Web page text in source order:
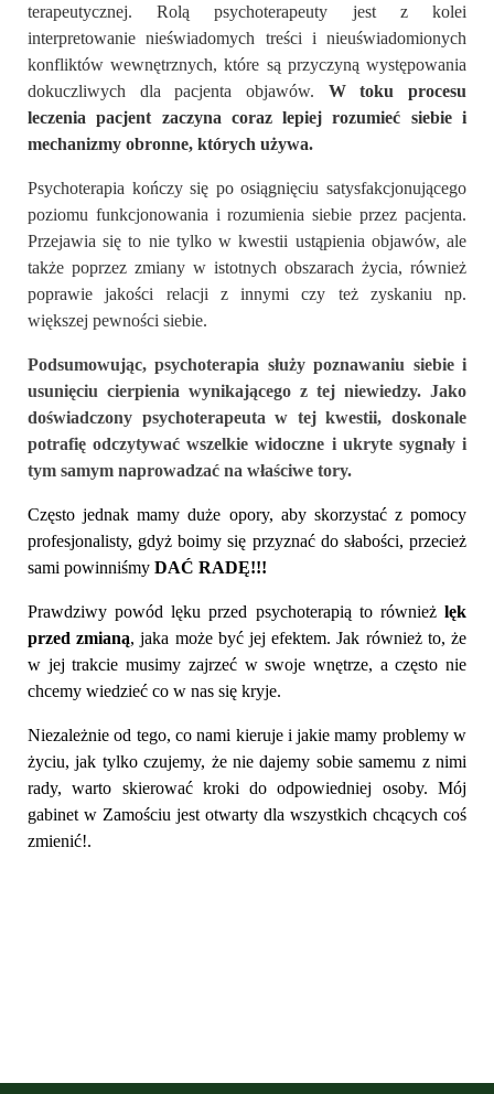
terapeutycznej. Rolą psychoterapeuty jest z kolei
interpretowanie nieświadomych treści i nieuświadomionych
konfliktów wewnętrznych, które są przyczyną występowania
dokuczliwych dla pacjenta objawów. W toku procesu
leczenia pacjent zaczyna coraz lepiej rozumieć siebie i
mechanizmy obronne, których używa.
Psychoterapia kończy się po osiągnięciu satysfakcjonującego
poziomu funkcjonowania i rozumienia siebie przez pacjenta.
Przejawia się to nie tylko w kwestii ustąpienia objawów, ale
także poprzez zmiany w istotnych obszarach życia, również
poprawie jakości relacji z innymi czy też zyskaniu np.
większej pewności siebie.
Podsumowując, psychoterapia służy poznawaniu siebie i
usunięciu cierpienia wynikającego z tej niewiedzy. Jako
doświadczony psychoterapeuta w tej kwestii, doskonale
potrafię odczytywać wszelkie widoczne i ukryte sygnały i
tym samym naprowadzać na właściwe tory.
Często jednak mamy duże opory, aby skorzystać z pomocy
profesjonalisty, gdyż boimy się przyznać do słabości, przecież
sami powinniśmy DAĆ RADĘ!!!
Prawdziwy powód lęku przed psychoterapią to również lęk
przed zmianą, jaka może być jej efektem. Jak również to, że
w jej trakcie musimy zajrzeć w swoje wnętrze, a często nie
chcemy wiedzieć co w nas się kryje.
Niezależnie od tego, co nami kieruje i jakie mamy problemy w
życiu, jak tylko czujemy, że nie dajemy sobie samemu z nimi
rady, warto skierować kroki do odpowiedniej osoby. Mój
gabinet w Zamościu jest otwarty dla wszystkich chcących coś
zmienić!.